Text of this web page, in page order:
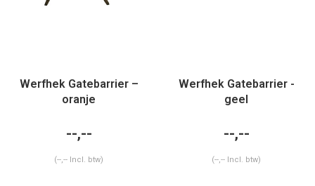
Werfhek Gatebarrier –
oranje
--,--
(--,-- Incl. btw)
Werfhek Gatebarrier -
geel
--,--
(--,-- Incl. btw)